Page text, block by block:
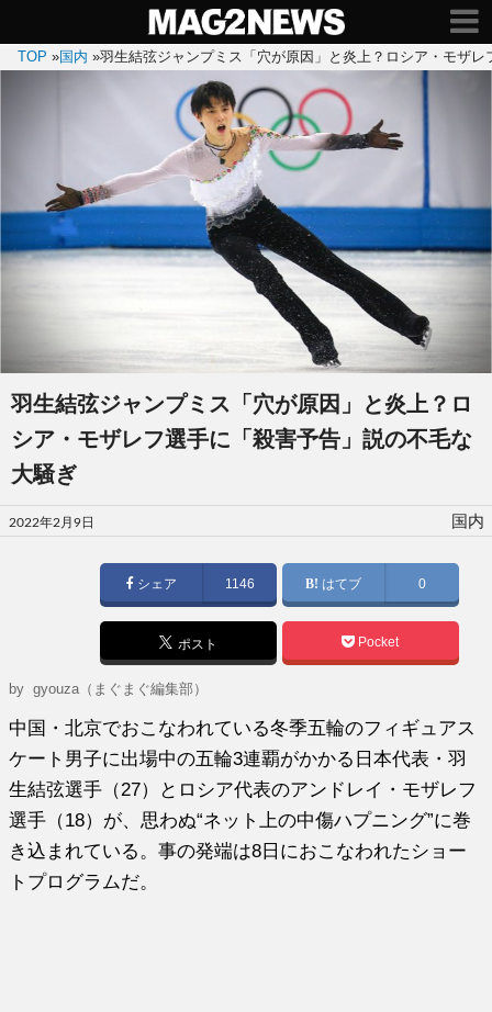
TOP »国内 »羽生結弦ジャンプミス「穴が原因」と炎上？ロシア・モザ
羽生結弦ジャンプミス「穴が原因」と炎上？ロ
シア・モザレフ選手に「殺害予告」説の不毛な
大騒ぎ
投
稿
2022年2月9日 国内
シェア 1146 はてブ 0
ポスト Pocket
by gyouza（まぐまぐ編集部）
中国・北京でおこなわれている冬季五輪のフィギュアス
ケート男子に出場中の五輪3連覇がかかる日本代表・羽
生結弦選手（27）とロシア代表のアンドレイ・モザレフ
選手（18）が、思わぬ“ネット上の中傷ハプニング”に巻
き込まれている。事の発端は8日におこなわれたショー
トプログラムだ。